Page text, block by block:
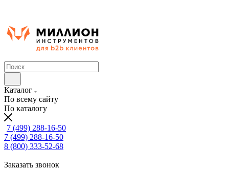
Каталог
По всему сайту
По каталогу
7 (499) 288-16-50
7 (499) 288-16-50
8 (800) 333-52-68
Заказать звонок